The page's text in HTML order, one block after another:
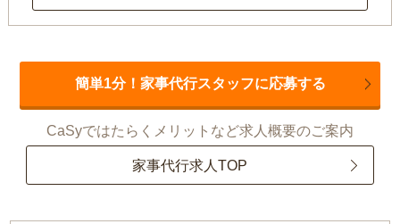
簡単1分！家事代行スタッフに応募する
CaSyではたらくメリットなど求人概要のご案内
家事代行求人TOP